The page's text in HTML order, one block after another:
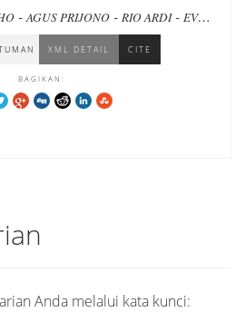
- AGUS PRIJONO - RIO ARDI- EVI
INDRASWATI
XML DETAIL CITE
BAGIKAN:
Anda melalui kata kunci: